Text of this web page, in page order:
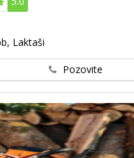
Laktaši
Pozovite